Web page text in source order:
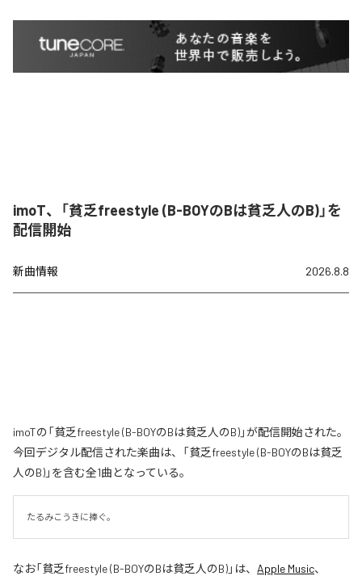
imoT、「貧乏freestyle (B-BOYのBは貧乏人のB)」を
配信開始
新曲情報 2026.8.8
imoTの「貧乏freestyle (B-BOYのBは貧乏人のB)」が配信開始された。
今回デジタル配信された楽曲は、「貧乏freestyle (B-BOYのBは貧乏
人のB)」を含む全1曲となっている。
たるみこうきに捧ぐ。
なお「貧乏freestyle (B-BOYのBは貧乏人のB)」は、 Apple Music、